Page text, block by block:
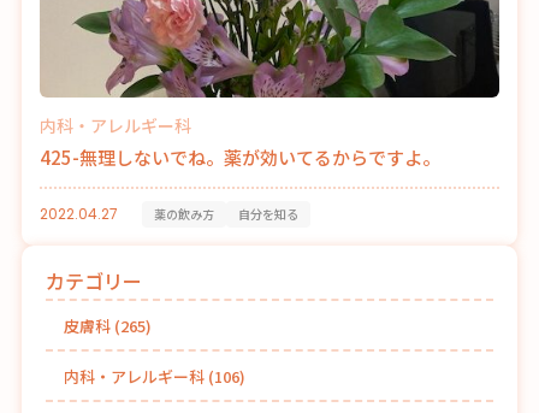
内科・アレルギー科
425-無理しないでね。薬が効いてるからですよ。
2022.04.27 薬の飲み方 自分を知る
カテゴリー
皮膚科(265)
内科・アレルギー科(106)